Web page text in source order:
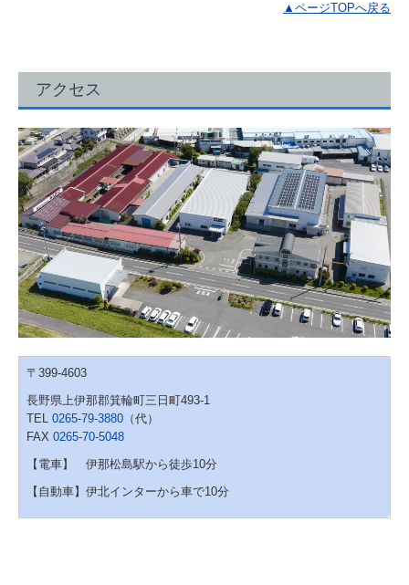
▲ページTOPへ戻る
アクセス
〒399-4603
長野県上伊那郡箕輪町三日町493-1
TEL 0265-79-3880 （代）
FAX 0265-70-5048
【電車】 伊那松島駅から徒歩10分
【自動車】伊北インターから車で10分